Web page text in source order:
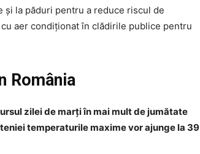
la păduri pentru a reduce riscul de
aer condiționat în clădirile publice pentru
România
zilei de marţi în mai mult de jumătate
temperaturile maxime vor ajunge la 39